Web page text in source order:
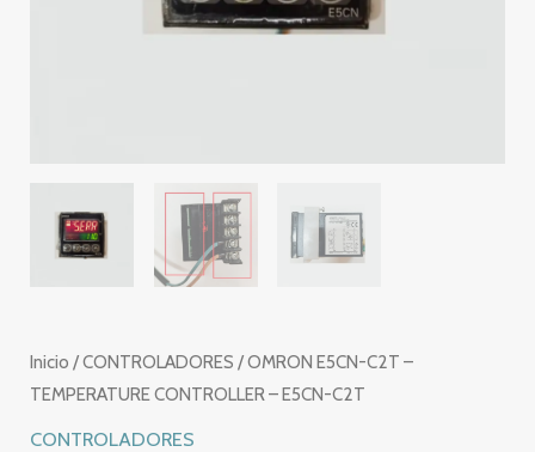
Inicio /CONTROLADORES / OMRON E5CN-C2T –
TEMPERATURE CONTROLLER – E5CN-C2T
CONTROLADORES